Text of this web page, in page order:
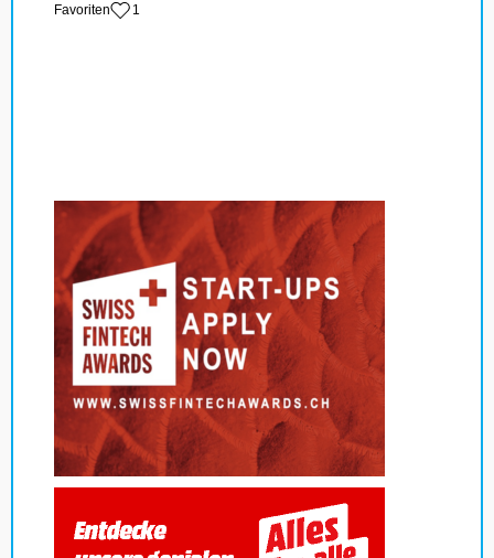
‏Favoriten 1